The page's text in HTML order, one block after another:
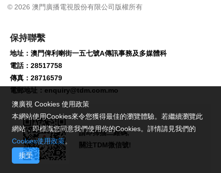
© 2026 澳門廣播電視股份有限公司版權所有
保持聯繫
地址：澳門俾利喇街一五七號A傳訊事務及多媒體科
電話：28517758
傳真：28716579
電郵地址： enquiry@tdm.com.mo
請即掃描二維碼,
關注TDM微信號!
澳廣視 Cookies 使用政策
本網站使用Cookies來令您獲得最佳的瀏覽體驗。若繼續瀏覽此
網站，即標識您同意我們使用你的Cookies。詳情請見我們的
Cookies使用政策。
接受